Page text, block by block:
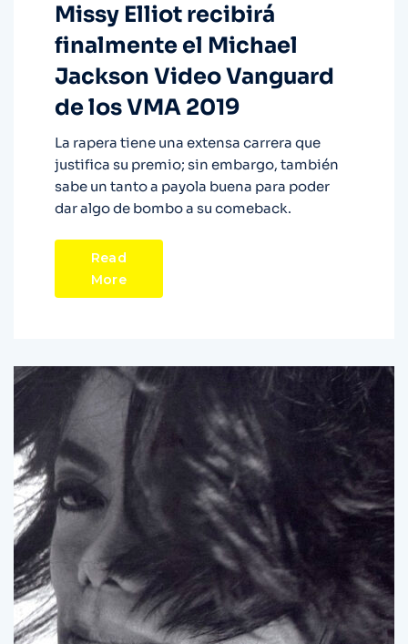
Missy Elliot recibirá
finalmente el Michael
Jackson Video Vanguard
de los VMA 2019
La rapera tiene una extensa carrera que
justifica su premio; sin embargo, también
sabe un tanto a payola buena para poder
dar algo de bombo a su comeback.
Read
More